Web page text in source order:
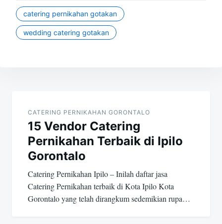
catering pernikahan gotakan
wedding catering gotakan
navigation
CATERING PERNIKAHAN GORONTALO
15 Vendor Catering
Pernikahan Terbaik di Ipilo
Gorontalo
Catering Pernikahan Ipilo – Inilah daftar jasa
Catering Pernikahan terbaik di Kota Ipilo Kota
Gorontalo yang telah dirangkum sedemikian rupa…